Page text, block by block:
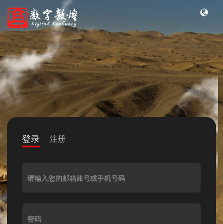
登录 注册
请输入您的邮箱账号或手机号码
密码